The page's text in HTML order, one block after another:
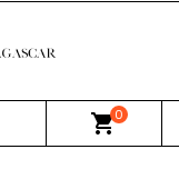
shopping_cart0